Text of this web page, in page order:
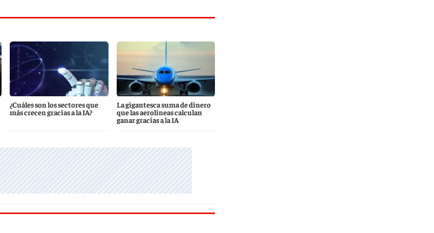
¿Cuáles son los sectores que
más crecen gracias a la IA?
La gigantesca suma de dinero
que las aerolíneas calculan
ganar gracias a la IA